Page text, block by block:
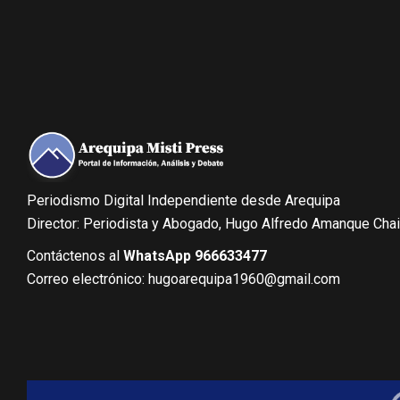
Periodismo Digital Independiente desde Arequipa
Director: Periodista y Abogado, Hugo Alfredo Amanque
Contáctenos al WhatsApp 966633477
Correo electrónico: hugoarequipa1960@gmail.com